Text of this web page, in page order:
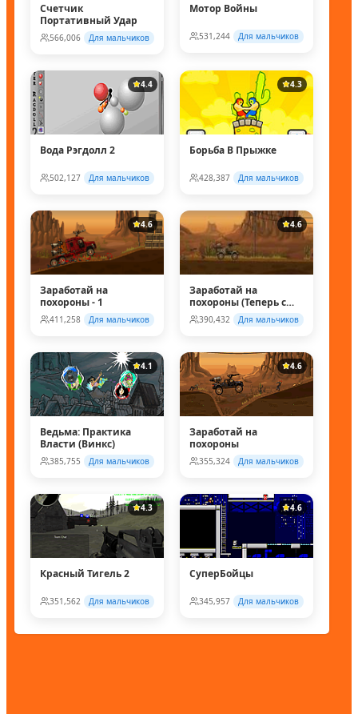
Счетчик
Портативный Удар
566,006 Для мальчиков
Мотор Войны
531,244 Для мальчиков
4.4
Вода Рэгдолл 2
502,127 Для мальчиков
4.3
Борьба В Прыжке
428,387 Для мальчиков
4.6
Заработай на
похороны - 1
411,258 Для мальчиков
4.6
Заработай на
похороны (Теперь с
супер колесом!)
390,432 Для мальчиков
4.1
Ведьма: Практика
Власти (Винкс)
385,755 Для мальчиков
4.6
Заработай на
похороны
355,324 Для мальчиков
4.3
Красный Тигель 2
351,562 Для мальчиков
4.6
СуперБойцы
345,957 Для мальчиков